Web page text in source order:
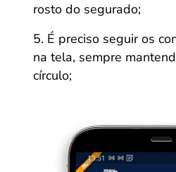
rosto do segurado;
É preciso seguir os
na tela, sempre
círculo;